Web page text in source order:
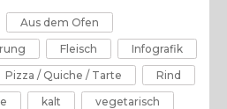
Aus dem Ofen
Fleisch
Infografik
Pizza / Quiche / Tarte
Rind
kalt vegetarisch